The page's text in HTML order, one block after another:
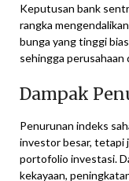
Keputusan bank
rangka
bunga yang tinggi
sehingga
Dampak
Penurunan indeks
investor besar, tetapi
portofolio investasi.
kekayaan,